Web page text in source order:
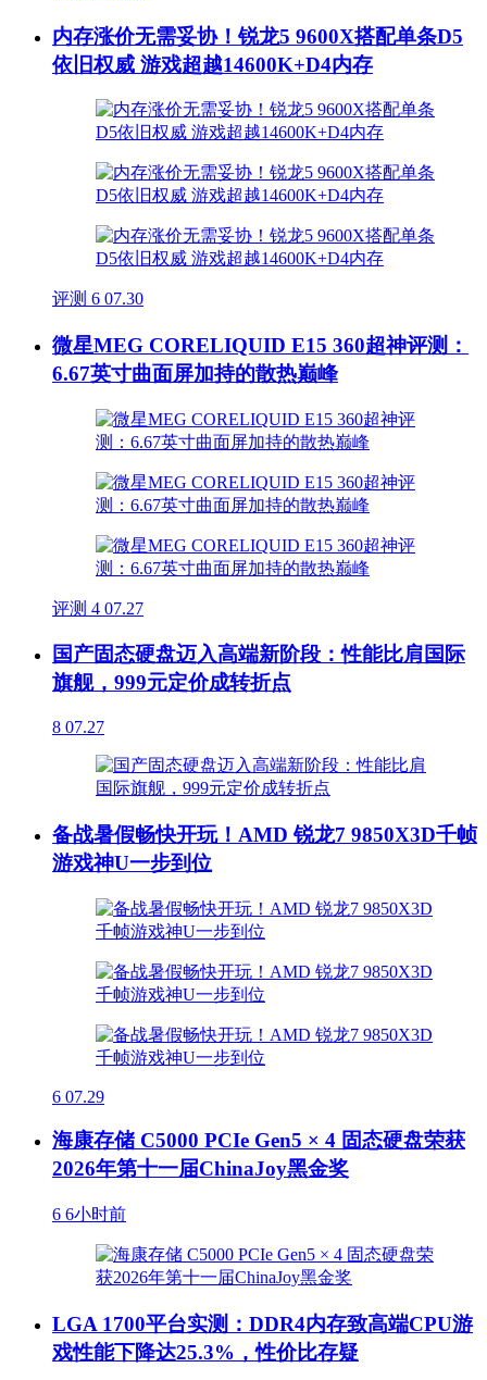
内存涨价无需妥协！锐龙5 9600X搭配单条D5
依旧权威 游戏超越14600K+D4内存
评测 6 07.30
微星MEG CORELIQUID E15 360超神评测：
6.67英寸曲面屏加持的散热巅峰
评测 4 07.27
国产固态硬盘迈入高端新阶段：性能比肩国际
旗舰，999元定价成转折点
8 07.27
备战暑假畅快开玩！AMD 锐龙7 9850X3D千帧
游戏神U一步到位
6 07.29
海康存储 C5000 PCIe Gen5 × 4 固态硬盘荣获
2026年第十一届ChinaJoy黑金奖
6 6小时前
LGA 1700平台实测：DDR4内存致高端CPU游
戏性能下降达25.3%，性价比存疑